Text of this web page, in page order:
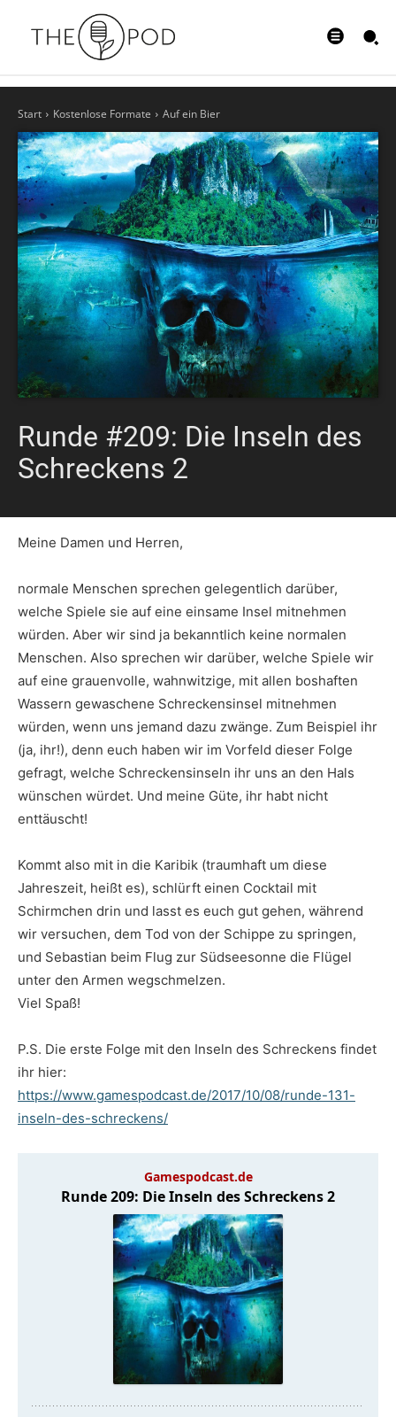
Start Kostenlose Formate Auf ein Bier
Runde #209: Die Inseln des
Schreckens 2
Meine Damen und Herren,
normale Menschen sprechen gelegentlich darüber,
welche Spiele sie auf eine einsame Insel mitnehmen
würden. Aber wir sind ja bekanntlich keine normalen
Menschen. Also sprechen wir darüber, welche Spiele wir
auf eine grauenvolle, wahnwitzige, mit allen boshaften
Wassern gewaschene Schreckensinsel mitnehmen
würden, wenn uns jemand dazu zwänge. Zum Beispiel ihr
(ja, ihr!), denn euch haben wir im Vorfeld dieser Folge
gefragt, welche Schreckensinseln ihr uns an den Hals
wünschen würdet. Und meine Güte, ihr habt nicht
enttäuscht!
Kommt also mit in die Karibik (traumhaft um diese
Jahreszeit, heißt es), schlürft einen Cocktail mit
Schirmchen drin und lasst es euch gut gehen, während
wir versuchen, dem Tod von der Schippe zu springen,
und Sebastian beim Flug zur Südseesonne die Flügel
unter den Armen wegschmelzen.
Viel Spaß!
P.S. Die erste Folge mit den Inseln des Schreckens findet
ihr hier:
https://www.gamespodcast.de/2017/10/08/runde-131-
inseln-des-schreckens/